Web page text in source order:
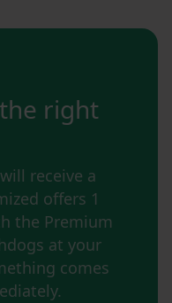
right
receive a
offers 1
the Premium
at your
comes